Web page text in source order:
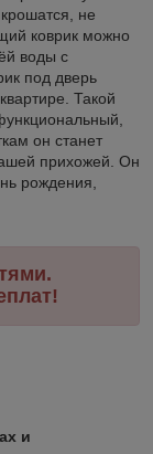
не
коврик можно
воды с
под дверь
Такой
он станет
прихожей. Он
рождения,
и